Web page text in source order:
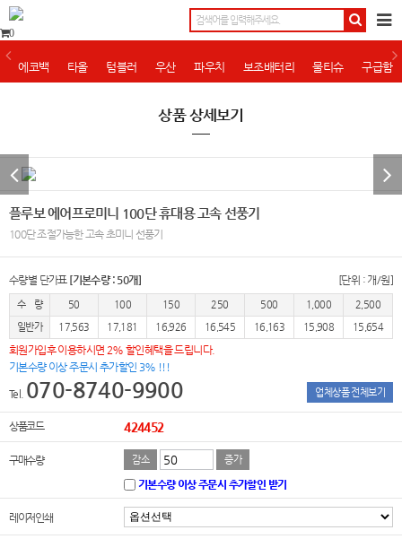
0
에코백 타올 텀블러 우산 파우치 보조배터리 물티슈 구급함
상품 상세보기
플루보 에어프로미니 100단 휴대용 고속 선풍기
100단 조절가능한 고속 초미니 선풍기
수량별 단가표 [기본수량 : 50개] [단위 : 개/원]
수 량 50 100 150 250 500 1,000
2,500
일반가
17,563 17,181 16,926 16,545 16,163 15,908 15,654
회원가입후 이용하시면 2% 할인혜택을 드립니다.
기본수량 이상 주문시 추가할인 3% !!!
Tel. 070-8740-9900 업체상품 전체보기
상품코드 424452
구매수량 감소 증가
기본수량 이상 주문시 추가할인 받기
레이저인쇄